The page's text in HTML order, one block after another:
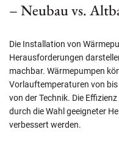
– Neubau vs.
Die Installation von
Herausforderungen
machbar. Wärmepumpen
Vorlauftemperaturen von bis
von der Technik. Die
durch die Wahl geeigneter
verbessert werden.